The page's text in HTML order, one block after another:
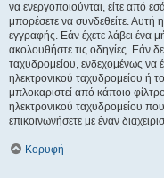
να ενεργοποιούνται, είτε από
μπορέσετε να συνδεθείτε. Αυτή
εγγραφής. Εάν έχετε λάβει ένα
ακολουθήστε τις οδηγίες. Εάν
ταχυδρομείου, ενδεχομένως να
ηλεκτρονικού ταχυδρομείου ή
μπλοκαριστεί από κάποιο
ηλεκτρονικού ταχυδρομείου
επικοινωνήσετε με έναν
Κορυφή